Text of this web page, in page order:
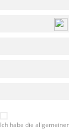
Ich habe die